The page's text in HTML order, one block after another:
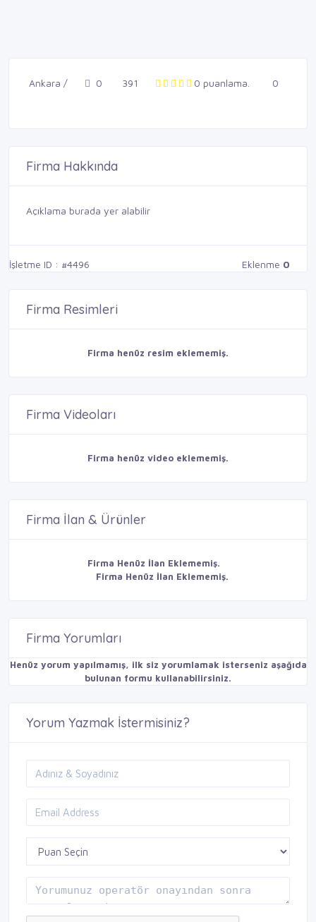
Ankara / 0 391 0 puanlama. 0
Firma Hakkında
Açıklama burada yer alabilir
İşletme ID : #4496 Eklenme 0
Firma Resimleri
Firma henüz resim eklememiş.
Firma Videoları
Firma henüz video eklememiş.
Firma İlan & Ürünler
Firma Henüz İlan Eklememiş.
Firma Henüz İlan Eklememiş.
Firma Yorumları
Henüz yorum yapılmamış, ilk siz yorumlamak isterseniz aşağıda
bulunan formu kullanabilirsiniz.
Yorum Yazmak İstermisiniz?